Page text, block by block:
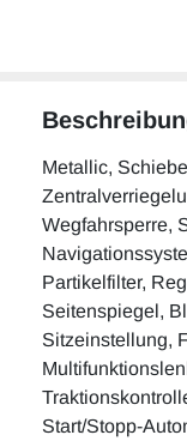
Metallic,
Wegfahrsperre,
Partikelfilter,
Seitenspiegel,
Sitzeinstellung,
Start/Stopp-